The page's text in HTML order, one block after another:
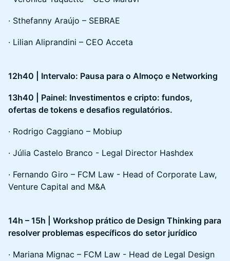
· Sthefanny Araújo – SEBRAE
· Lilian Aliprandini – CEO Acceta
12h40 | Intervalo: Pausa para o Almoço e Networking
13h40 | Painel: Investimentos e cripto: fundos,
ofertas de tokens e desafios regulatórios.
· Rodrigo Caggiano – Mobiup
· Júlia Castelo Branco - Legal Director Hashdex
· Fernando Giro – FCM Law - Head of Corporate Law,
Venture Capital and M&A
14h – 15h | Workshop prático de Design Thinking para
resolver problemas específicos do setor jurídico
· Mariana Mignac – FCM Law - Head de Legal Design